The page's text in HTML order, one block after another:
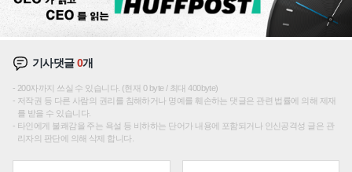
기사댓글0개
200자까지 쓰실 수 있습니다. (현재 0 byte / 최대 400byte)
저작권 등 다른 사람의 권리를 침해하거나 명예를 훼손하는 댓글은 관련 법률에 의해 제재
를 받을 수 있습니다.
타인에게 불쾌감을 주는 욕설 등 비하하는 단어가 내용에 포함되거나 인신공격성 글은 관
리자의 판단에 의해 삭제 합니다.